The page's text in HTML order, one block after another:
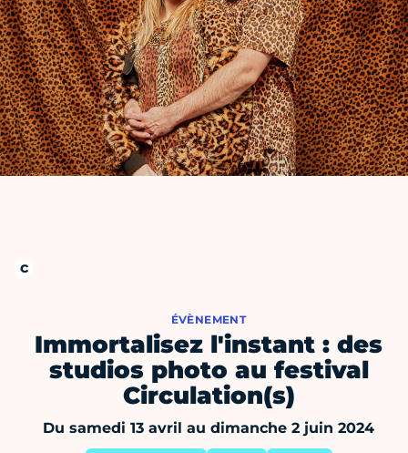
ÉVÈNEMENT
Immortalisez l'instant : des
studios photo au festival
Circulation(s)
Du samedi 13 avril au dimanche 2 juin 2024